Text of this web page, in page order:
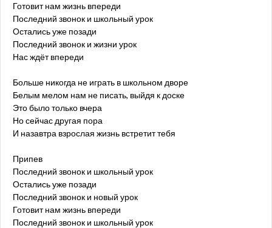
Готовит нам жизнь впереди
Последний звонок и школьный урок
Остались уже позади
Последний звонок и жизни урок
Нас ждёт впереди
Больше никогда не играть в школьном дворе
Белым мелом нам не писать, выйдя к доске
Это было только вчера
Но сейчас другая пора
И назавтра взрослая жизнь встретит тебя
Припев
Последний звонок и школьный урок
Остались уже позади
Последний звонок и новый урок
Готовит нам жизнь впереди
Последний звонок и школьный урок